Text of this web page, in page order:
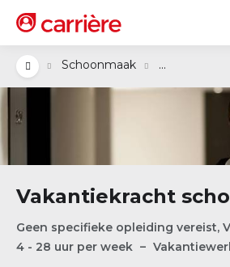
Schoonmaak ...
Vakantiekracht
Geen specifieke opleiding vereist,
4 - 28 uur per week